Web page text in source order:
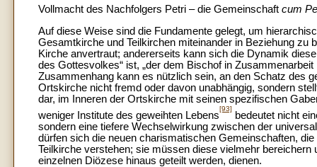
Vollmacht des Nachfolgers Petri – die Gemeinschaft cum
Auf diese Weise sind die Fundamente gelegt, um
Gesamtkirche und Teilkirchen miteinander in Beziehung
Kirche anvertraut; andererseits kann sich die Dynamik
des Gottesvolkes“ ist, „der dem Bischof in
Zusammenhang kann es nützlich sein, an den Schatz des
Ortskirche nicht fremd oder davon unabhängig, sondern
dar, im Inneren der Ortskirche mit seinen spezifischen
weniger Institute des geweihten Lebens
[93]
bedeutet nicht
sondern eine tiefere Wechselwirkung zwischen der
dürfen sich die neuen charismatischen Gemeinschaften,
Teilkirche verstehen; sie müssen diese vielmehr
einzelnen Diözese hinaus geteilt werden, dienen.